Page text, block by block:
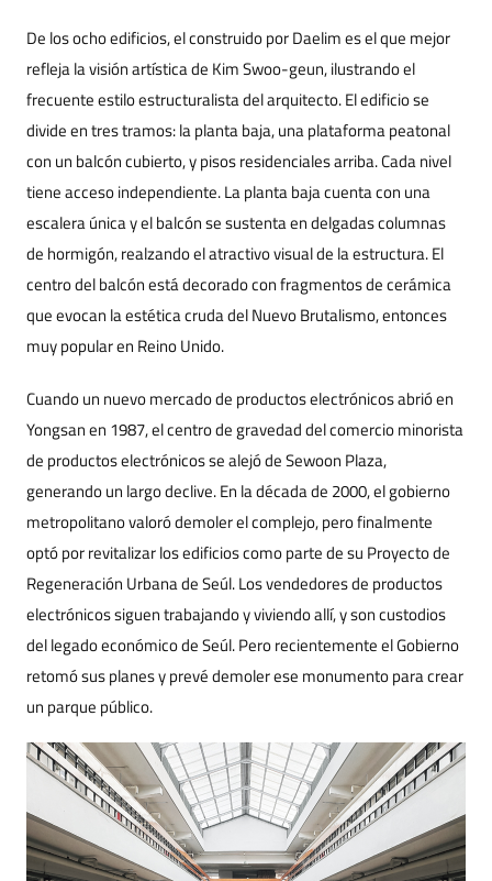
De los ocho edificios, el construido por Daelim es el que mejor
refleja la visión artística de Kim Swoo-geun, ilustrando el
frecuente estilo estructuralista del arquitecto. El edificio se
divide en tres tramos: la planta baja, una plataforma peatonal
con un balcón cubierto, y pisos residenciales arriba. Cada nivel
tiene acceso independiente. La planta baja cuenta con una
escalera única y el balcón se sustenta en delgadas columnas
de hormigón, realzando el atractivo visual de la estructura. El
centro del balcón está decorado con fragmentos de cerámica
que evocan la estética cruda del Nuevo Brutalismo, entonces
muy popular en Reino Unido.
Cuando un nuevo mercado de productos electrónicos abrió en
Yongsan en 1987, el centro de gravedad del comercio minorista
de productos electrónicos se alejó de Sewoon Plaza,
generando un largo declive. En la década de 2000, el gobierno
metropolitano valoró demoler el complejo, pero finalmente
optó por revitalizar los edificios como parte de su Proyecto de
Regeneración Urbana de Seúl. Los vendedores de productos
electrónicos siguen trabajando y viviendo allí, y son custodios
del legado económico de Seúl. Pero recientemente el Gobierno
retomó sus planes y prevé demoler ese monumento para crear
un parque público.